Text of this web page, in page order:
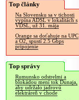
Top články
Na Slovensku sa v tichosti
vypína ADSL v lokalitách s
VDSL, už 31. mája
Orange sa doťahuje na UPC
a O2, spustí 2.5 Gbps
pripojenie
Top správy
Rumunsko odstrelmi a
blokádou mení tok Dunaja,
aby udržalo jadrovú
elektráreň v chode